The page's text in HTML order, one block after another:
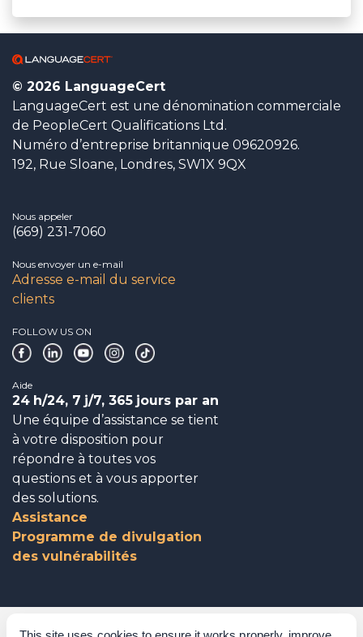
© 2026 LanguageCert
LanguageCert est une dénomination commerciale
de PeopleCert Qualifications Ltd.
Numéro d’entreprise britannique 09620926.
192, Rue Sloane, Londres, SW1X 9QX
Nous appeler
(669) 231-7060
Nous envoyer un e-mail
Adresse e-mail du service
clients
FOLLOW US ON
Aide
24 h/24, 7 j/7, 365 jours par an
Une équipe d’assistance se tient
à votre disposition pour
répondre à toutes vos
questions et à vous apporter
des solutions.
Assistance
Programme de divulgation
des vulnérabilités
Gouvernance d’entreprise